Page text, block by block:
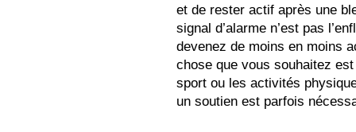
et de rester actif après une
signal d’alarme n’est pas
devenez de moins en moins
chose que vous souhaitez
sport ou les activités
un soutien est parfois